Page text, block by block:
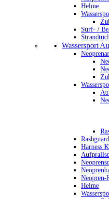
Helme
Surf- /
Wassersport
Harness
Neopren-
Helme